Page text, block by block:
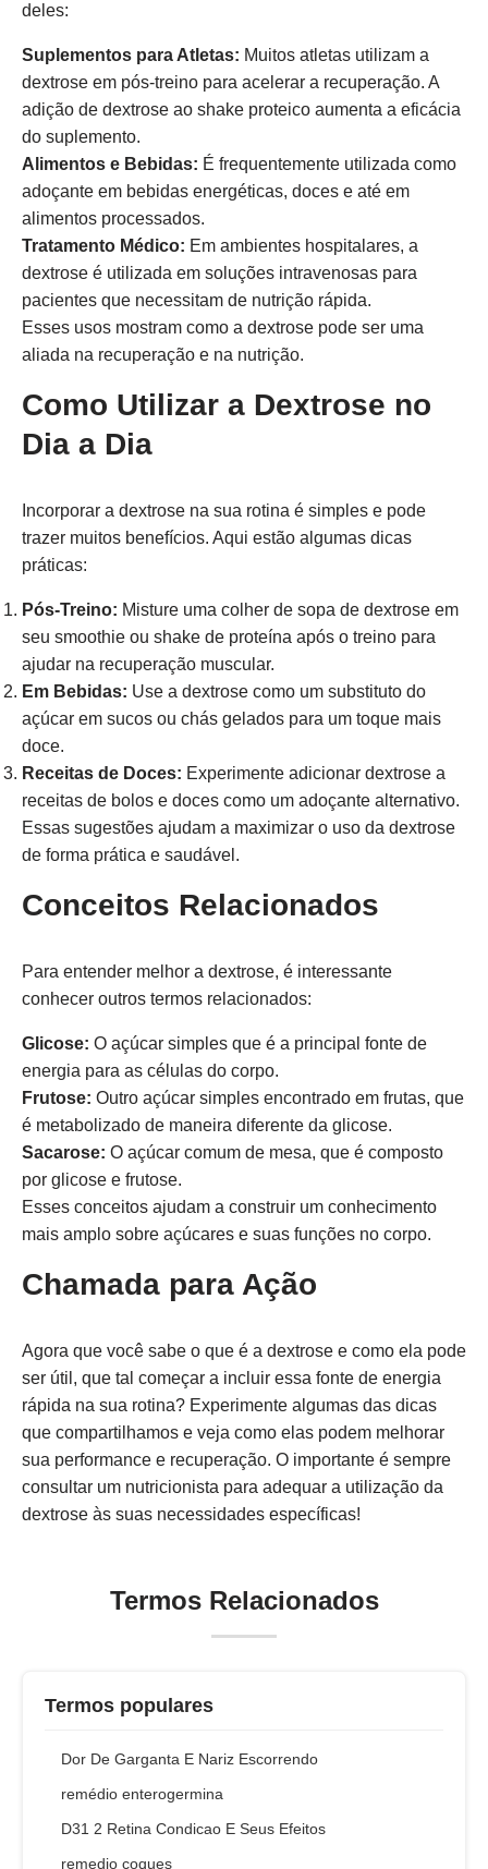
deles:
Suplementos para Atletas: Muitos atletas utilizam a
dextrose em pós-treino para acelerar a recuperação. A
adição de dextrose ao shake proteico aumenta a eficácia
do suplemento.
Alimentos e Bebidas: É frequentemente utilizada como
adoçante em bebidas energéticas, doces e até em
alimentos processados.
Tratamento Médico: Em ambientes hospitalares, a
dextrose é utilizada em soluções intravenosas para
pacientes que necessitam de nutrição rápida.
Esses usos mostram como a dextrose pode ser uma
aliada na recuperação e na nutrição.
Como Utilizar a Dextrose no
Dia a Dia
Incorporar a dextrose na sua rotina é simples e pode
trazer muitos benefícios. Aqui estão algumas dicas
práticas:
Pós-Treino: Misture uma colher de sopa de dextrose em
seu smoothie ou shake de proteína após o treino para
ajudar na recuperação muscular.
Em Bebidas: Use a dextrose como um substituto do
açúcar em sucos ou chás gelados para um toque mais
doce.
Receitas de Doces: Experimente adicionar dextrose a
receitas de bolos e doces como um adoçante alternativo.
Essas sugestões ajudam a maximizar o uso da dextrose
de forma prática e saudável.
Conceitos Relacionados
Para entender melhor a dextrose, é interessante
conhecer outros termos relacionados:
Glicose: O açúcar simples que é a principal fonte de
energia para as células do corpo.
Frutose: Outro açúcar simples encontrado em frutas, que
é metabolizado de maneira diferente da glicose.
Sacarose: O açúcar comum de mesa, que é composto
por glicose e frutose.
Esses conceitos ajudam a construir um conhecimento
mais amplo sobre açúcares e suas funções no corpo.
Chamada para Ação
Agora que você sabe o que é a dextrose e como ela pode
ser útil, que tal começar a incluir essa fonte de energia
rápida na sua rotina? Experimente algumas das dicas
que compartilhamos e veja como elas podem melhorar
sua performance e recuperação. O importante é sempre
consultar um nutricionista para adequar a utilização da
dextrose às suas necessidades específicas!
Termos Relacionados
Termos populares
Dor De Garganta E Nariz Escorrendo
remédio enterogermina
D31 2 Retina Condicao E Seus Efeitos
remedio coques